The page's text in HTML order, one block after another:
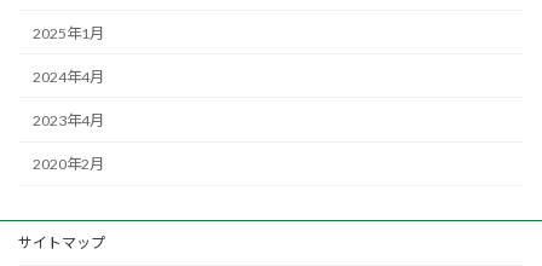
2025年1月
2024年4月
2023年4月
2020年2月
サイトマップ